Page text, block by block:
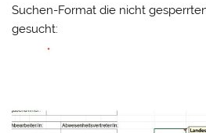
Suchen-Format die nicht
gesucht: